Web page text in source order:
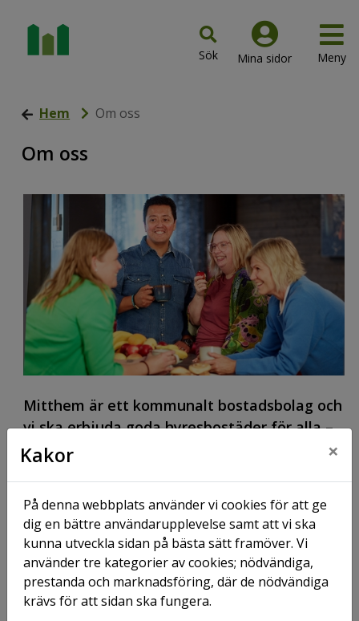
Hem Om oss
Om oss
Mitthem är ett kommunalt bostadsbolag och
vi ska erbjuda goda hyresbostäder för alla –
oavsett inkomst, ursprung, ålder och
utveckla de stadsdelar våra hyresgäster bor
i.
Vi är en samhällsaktör att
räkna med
Kakor ×
På denna webbplats använder vi cookies för att ge
dig en bättre användarupplevelse samt att vi ska
kunna utveckla sidan på bästa sätt framöver. Vi
använder tre kategorier av cookies; nödvändiga,
prestanda och marknadsföring, där de nödvändiga
krävs för att sidan ska fungera.